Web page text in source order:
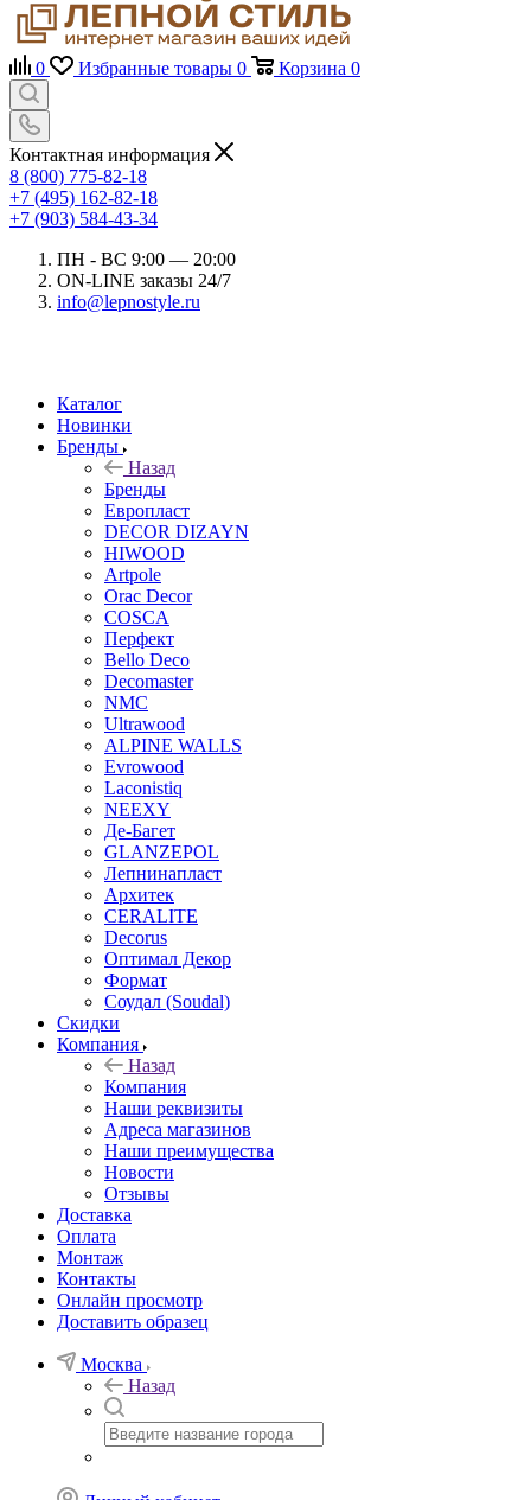
0 Избранные товары 0 Корзина 0
Контактная информация
8 (800) 775-82-18
+7 (495) 162-82-18
+7 (903) 584-43-34
ПН - ВС 9:00 — 20:00
ON-LINE заказы 24/7
info@lepnostyle.ru
Каталог
Новинки
Бренды
Назад
Бренды
Европласт
DECOR DIZAYN
HIWOOD
Artpole
Orac Decor
COSCA
Перфект
Bello Deco
Decomaster
NMС
Ultrawood
ALPINE WALLS
Evrowood
Laconistiq
NEEXY
Де-Багет
GLANZEPOL
Лепнинапласт
Архитек
CERALITE
Decorus
Оптимал Декор
Формат
Соудал (Soudal)
Скидки
Компания
Назад
Компания
Наши реквизиты
Адреса магазинов
Наши преимущества
Новости
Отзывы
Доставка
Оплата
Монтаж
Контакты
Онлайн просмотр
Доставить образец
Москва
Назад